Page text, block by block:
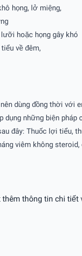
họng, lở miệng,
hoặc họng gây khó
về đêm,
dùng đồng thời
những biện
đây: Thuốc lợi tiểu,
viêm không
thông tin chi tiết